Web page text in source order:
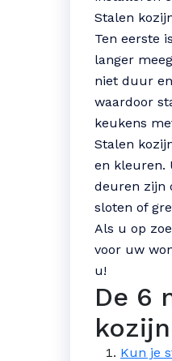
Stalen
Ten eerste
langer
niet duur
waardoor
keukens
Stalen
en kleuren.
deuren zijn
sloten of
Als u op
voor uw
u!
De 6
Kun je